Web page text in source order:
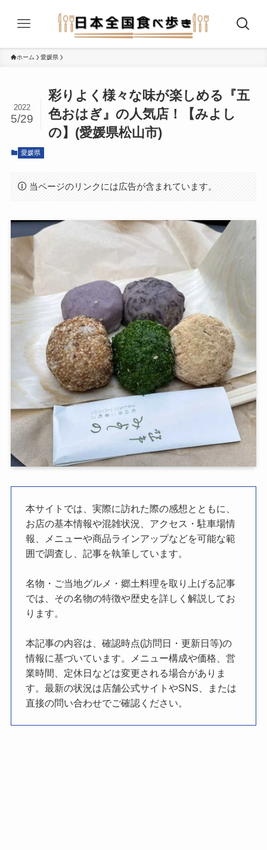
ホーム 愛媛県
彩りよく様々な味が楽しめる『五
色おはぎ』の人気店！【みよし
の】(愛媛県松山市)
2022
5/29
愛媛県
当ページのリンクには広告が含まれています。
本サイトでは、実際に訪れた際の感想とともに、
お店の基本情報や混雑状況、アクセス・駐車場情
報、メニューや商品ラインアップなどを可能な範
囲で調査し、記事を執筆しています。
名物・ご当地グルメ・郷土料理を取り上げる記事
では、その名物の特徴や歴史を詳しく解説してお
ります。
本記事の内容は、確認時点(訪問日・更新日等)の
情報に基づいています。メニュー構成や価格、営
業時間、定休日などは変更される場合がありま
す。最新の状況は店舗公式サイトやSNS、または
直接の問い合わせでご確認ください。